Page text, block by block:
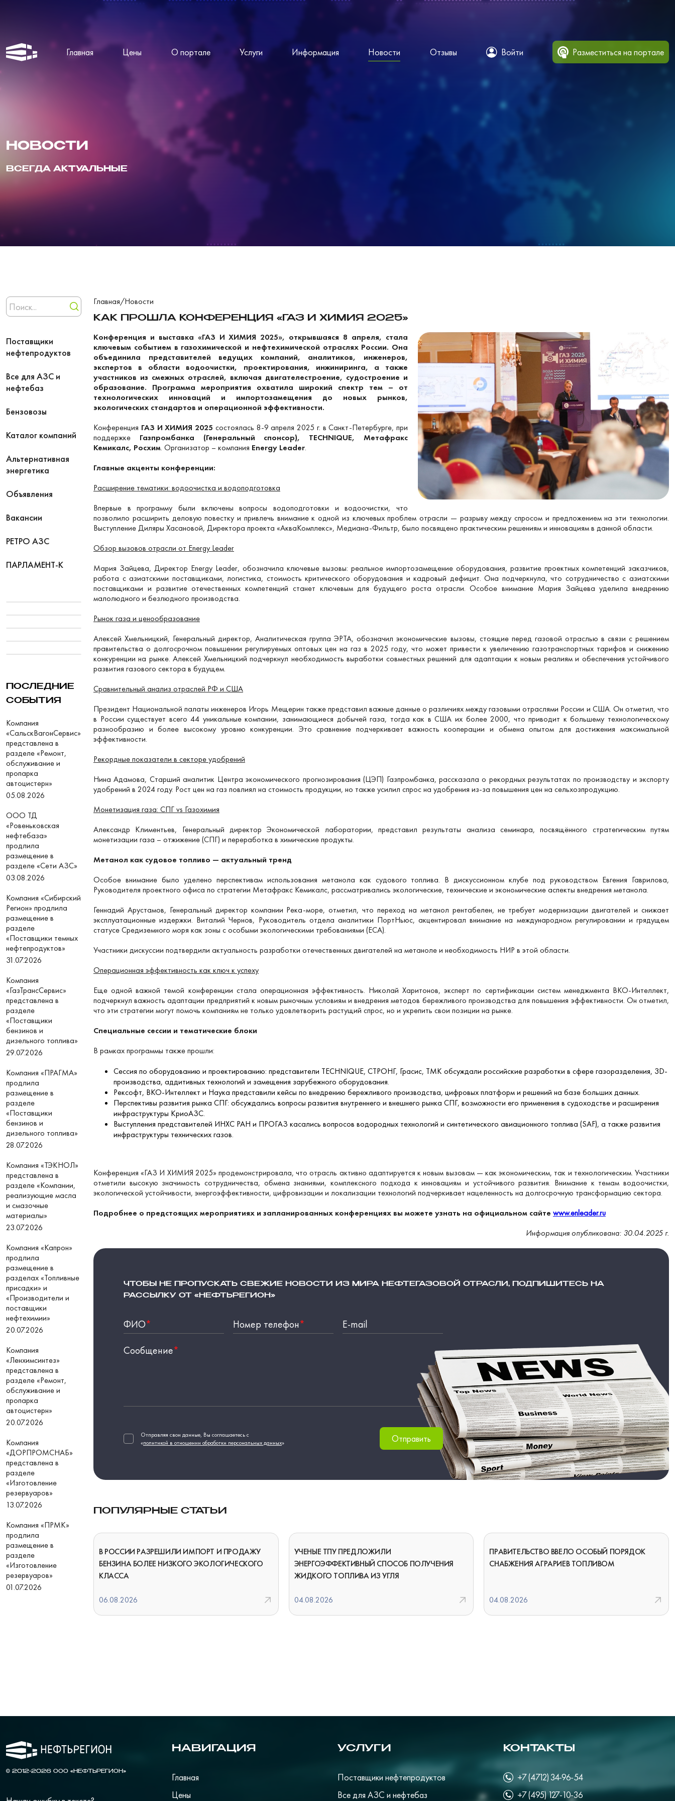
Главная Цены О портале Услуги Информация Новости Отзывы Войти Разместиться на портале
НОВОСТИ
ВСЕГДА АКТУАЛЬНЫЕ
Поставщики
нефтепродуктов
Все для АЗС и
нефтебаз
Бензовозы
Каталог компаний
Альтернативная
энергетика
Объявления
Вакансии
РЕТРО АЗС
ПАРЛАМЕНТ-К
ПОСЛЕДНИЕ
СОБЫТИЯ
Компания
«СальскВагонСервис»
представлена в
разделе «Ремонт,
обслуживание и
пропарка
автоцистерн»
05.08.2026
ООО ТД
«Ровеньковская
нефтебаза»
продлила
размещение в
разделе «Сети АЗС»
03.08.2026
Компания «Сибирский
Регион» продлила
размещение в
разделе
«Поставщики темных
нефтепродуктов»
31.07.2026
Компания
«ГазТрансСервис»
представлена в
разделе
«Поставщики
бензинов и
дизельного топлива»
29.07.2026
Компания «ПРАГМА»
продлила
размещение в
разделе
«Поставщики
бензинов и
дизельного топлива»
28.07.2026
Компания «ТЭКНОЛ»
представлена в
разделе «Компании,
реализующие масла
и смазочные
материалы»
23.07.2026
Компания «Капрон»
продлила
размещение в
разделах «Топливные
присадки» и
«Производители и
поставщики
нефтехимии»
20.07.2026
Компания
«Ленхимсинтез»
представлена в
разделе «Ремонт,
обслуживание и
пропарка
автоцистерн»
20.07.2026
Компания
«ДОРПРОМСНАБ»
представлена в
разделе
«Изготовление
резервуаров»
13.07.2026
Компания «ПРМК»
продлила
размещение в
разделе
«Изготовление
резервуаров»
01.07.2026
Главная/Новости
КАК ПРОШЛА КОНФЕРЕНЦИЯ «ГАЗ И ХИМИЯ 2025»
Конференция и выставка «ГАЗ И ХИМИЯ 2025», открывшаяся 8 апреля, стала
ключевым событием в газохимической и нефтехимической отраслях России. Она
объединила представителей ведущих компаний, аналитиков, инженеров,
экспертов в области водоочистки, проектирования, инжиниринга, а также
участников из смежных отраслей, включая двигателестроение, судостроение и
образование. Программа мероприятия охватила широкий спектр тем – от
технологических инноваций и импортозамещения до новых рынков,
экологических стандартов и операционной эффективности.
Конференция ГАЗ И ХИМИЯ 2025 состоялась 8-9 апреля 2025 г. в Санкт-Петербурге, при
поддержке Газпромбанка (Генеральный спонсор), TECHNIQUE, Метафракс
Кемикалс, Росхим. Организатор – компания Energy Leader.
Главные акценты конференции:
Расширение тематики: водоочистка и водоподготовка
Впервые в программу были включены вопросы водоподготовки и водоочистки, что
позволило расширить деловую повестку и привлечь внимание к одной из ключевых проблем отрасли — разрыву между спросом и предложением на эти технологии.
Выступление Диляры Хасановой, Директора проекта «АкваКомплекс», Медиана-Фильтр, было посвящено практическим решениям и инновациям в данной области.
Обзор вызовов отрасли от Energy Leader
Мария Зайцева, Директор Energy Leader, обозначила ключевые вызовы: реальное импортозамещение оборудования, развитие проектных компетенций заказчиков,
работа с азиатскими поставщиками, логистика, стоимость критического оборудования и кадровый дефицит. Она подчеркнула, что сотрудничество с азиатскими
поставщиками и развитие отечественных компетенций станет ключевым для будущего роста отрасли. Особое внимание Мария Зайцева уделила внедрению
малолюдного и безлюдного производства.
Рынок газа и ценообразование
Алексей Хмельницкий, Генеральный директор, Аналитическая группа ЭРТА, обозначил экономические вызовы, стоящие перед газовой отраслью в связи с решением
правительства о долгосрочном повышении регулируемых оптовых цен на газ в 2025 году, что может привести к увеличению газотранспортных тарифов и снижению
конкуренции на рынке. Алексей Хмельницкий подчеркнул необходимость выработки совместных решений для адаптации к новым реалиям и обеспечения устойчивого
развития газового сектора в будущем.
Сравнительный анализ отраслей РФ и США
Президент Национальной палаты инженеров Игорь Мещерин также представил важные данные о различиях между газовыми отраслями России и США. Он отметил, что
в России существует всего 44 уникальные компании, занимающиеся добычей газа, тогда как в США их более 2000, что приводит к большему технологическому
разнообразию и более высокому уровню конкуренции. Это сравнение подчеркивает важность кооперации и обмена опытом для достижения максимальной
эффективности.
Рекордные показатели в секторе удобрений
Нина Адамова, Старший аналитик Центра экономического прогнозирования (ЦЭП) Газпромбанка, рассказала о рекордных результатах по производству и экспорту
удобрений в 2024 году. Рост цен на газ повлиял на стоимость продукции, но также усилил спрос на удобрения из-за повышения цен на сельхозпродукцию.
Монетизация газа: СПГ vs Газохимия
Александр Климентьев, Генеральный директор Экономической лаборатории, представил результаты анализа семинара, посвящённого стратегическим путям
монетизации газа – отжижение (СПГ) и переработка в химические продукты.
Метанол как судовое топливо — актуальный тренд
Особое внимание было уделено перспективам использования метанола как судового топлива. В дискуссионном клубе под руководством Евгения Гаврилова,
Руководителя проектного офиса по стратегии Метафракс Кемикалс, рассматривались экологические, технические и экономические аспекты внедрения метанола.
Геннадий Арустамов, Генеральный директор компании Река-море, отметил, что переход на метанол рентабелен, не требует модернизации двигателей и снижает
эксплуатационные издержки. Виталий Чернов, Руководитель отдела аналитики ПортНьюс, акцентировал внимание на международном регулировании и грядущем
статусе Средиземного моря как зоны с особыми экологическими требованиями (ЕСА).
Участники дискуссии подтвердили актуальность разработки отечественных двигателей на метаноле и необходимость НИР в этой области.
Операционная эффективность как ключ к успеху
Еще одной важной темой конференции стала операционная эффективность. Николай Харитонов, эксперт по сертификации систем менеджмента ВКО-Интеллект,
подчеркнул важность адаптации предприятий к новым рыночным условиям и внедрения методов бережливого производства для повышения эффективности. Он отметил,
что эти стратегии могут помочь компаниям не только удовлетворить растущий спрос, но и укрепить свои позиции на рынке.
Специальные сессии и тематические блоки
В рамках программы также прошли:
Сессия по оборудованию и проектированию: представители TECHNIQUE, СТРОНГ, Грасис, ТМК обсуждали российские разработки в сфере газоразделения, 3D-
производства, аддитивных технологий и замещения зарубежного оборудования.
Рексофт, ВКО-Интеллект и Наука представили кейсы по внедрению бережливого производства, цифровых платформ и решений на базе больших данных.
Перспективы развития рынка СПГ: обсуждались вопросы развития внутреннего и внешнего рынка СПГ, возможности его применения в судоходстве и расширения
инфраструктуры КриоАЗС.
Выступления представителей ИНХС РАН и ПРОГАЗ касались вопросов водородных технологий и синтетического авиационного топлива (SAF), а также развития
инфраструктуры технических газов.
Конференция «ГАЗ И ХИМИЯ 2025» продемонстрировала, что отрасль активно адаптируется к новым вызовам — как экономическим, так и технологическим. Участники
отметили высокую значимость сотрудничества, обмена знаниями, комплексного подхода к инновациям и устойчивого развития. Внимание к темам водоочистки,
экологической устойчивости, энергоэффективности, цифровизации и локализации технологий подчеркивает нацеленность на долгосрочную трансформацию сектора.
Подробнее о предстоящих мероприятиях и запланированных конференциях вы можете узнать на официальном сайте www.enleader.ru
Информация опубликована: 30.04.2025 г.
ЧТОБЫ НЕ ПРОПУСКАТЬ СВЕЖИЕ НОВОСТИ ИЗ МИРА НЕФТЕГАЗОВОЙ ОТРАСЛИ, ПОДПИШИТЕСЬ НА
РАССЫЛКУ ОТ «НЕФТЬРЕГИОН»
ФИО* Номер телефон*
E-mail
Сообщение*
Отправляя свои данные, Вы соглашаетесь с
«политикой в отношении обработки персональных данных» Отправить
ПОПУЛЯРНЫЕ СТАТЬИ
В РОССИИ РАЗРЕШИЛИ ИМПОРТ И ПРОДАЖУ
БЕНЗИНА БОЛЕЕ НИЗКОГО ЭКОЛОГИЧЕСКОГО
КЛАССА
06.08.2026
УЧЕНЫЕ ТПУ ПРЕДЛОЖИЛИ
ЭНЕРГОЭФФЕКТИВНЫЙ СПОСОБ ПОЛУЧЕНИЯ
ЖИДКОГО ТОПЛИВА ИЗ УГЛЯ
04.08.2026
ПРАВИТЕЛЬСТВО ВВЕЛО ОСОБЫЙ ПОРЯДОК
СНАБЖЕНИЯ АГРАРИЕВ ТОПЛИВОМ
04.08.2026
© 2012-2026 ООО «НЕФТЬРЕГИОН»
НАВИГАЦИЯ
Главная
Цены
УСЛУГИ
Поставщики нефтепродуктов
Все для АЗС и нефтебаз
КОНТАКТЫ
+7 (4712) 34-96-54
+7 (495) 127-10-36